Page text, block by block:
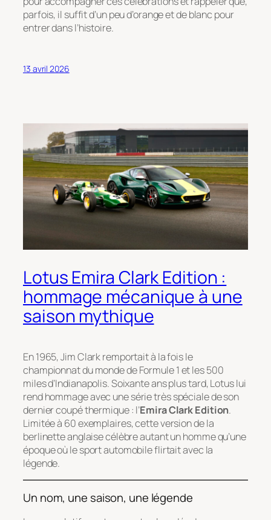
parfois, il suffit d’un peu d’orange et de blanc pour
entrer dans l’histoire.
13 avril 2026
Lotus Emira Clark Edition :
hommage mécanique à une
saison mythique
En 1965, Jim Clark remportait à la fois le
championnat du monde de Formule 1 et les 500
miles d’Indianapolis. Soixante ans plus tard, Lotus lui
rend hommage avec une série très spéciale de son
dernier coupé thermique : l’Emira Clark Edition.
Limitée à 60 exemplaires, cette version de la
berlinette anglaise célèbre autant un homme qu’une
époque où le sport automobile flirtait avec la
légende.
Un nom, une saison, une légende